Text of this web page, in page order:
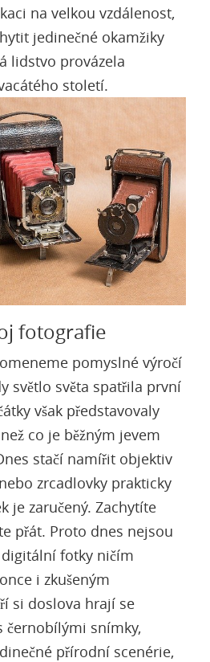
na velkou vzdálenost,
jedinečné okamžiky
lidstvo provázela
století.
fotografie
pomyslné výročí
světlo světa spatřila první
však představovaly
co je běžným jevem
stačí namířit objektiv
zrcadlovky prakticky
je zaručený. Zachytíte
přát. Proto dnes nejsou
fotky ničím
i zkušeným
si doslova hrají se
černobílými snímky,
přírodní scenérie,